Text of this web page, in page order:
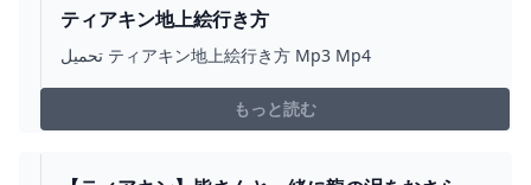
ティアキン地上絵行き方
تحميل ティアキン地上絵行き方 Mp3 Mp4
もっと読む